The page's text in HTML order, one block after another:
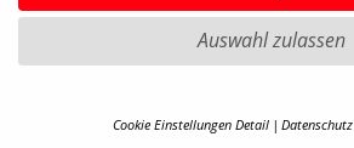
Auswahl zulassen
Cookie Einstellungen Detail Datenschutz